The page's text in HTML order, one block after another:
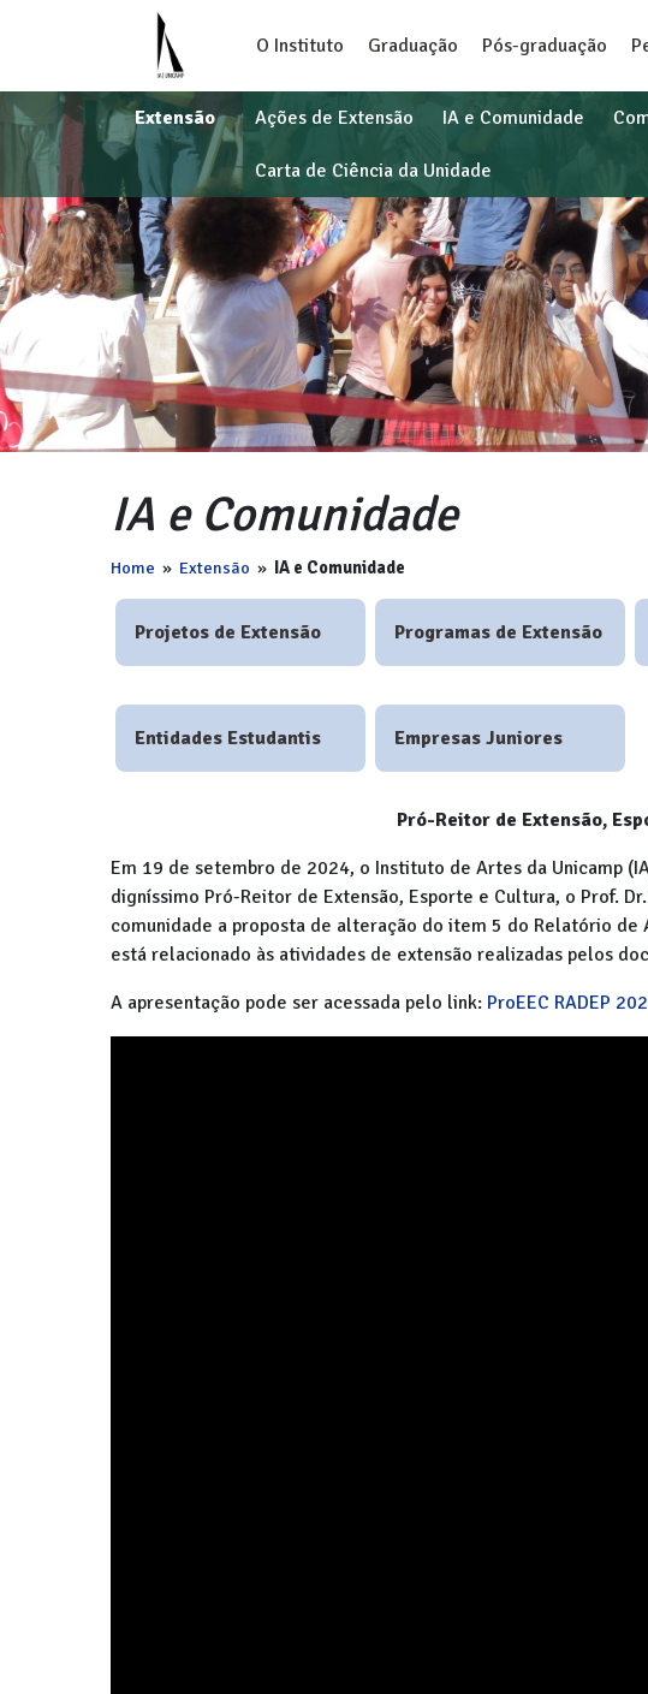
O Instituto Graduação Pós-graduação
Extensão Ações de Extensão IA e Comunidade
Carta de Ciência da Unidade
IA e Comunidade
Home » Extensão » IA e Comunidade
Projetos de Extensão Programas de Extensão
Entidades Estudantis Empresas Juniores
Pró-Reitor de Extensão,
Em 19 de setembro de 2024, o Instituto de Artes da Unicamp
digníssimo Pró-Reitor de Extensão, Esporte e Cultura, o Prof.
comunidade a proposta de alteração do item 5 do Relatório de
está relacionado às atividades de extensão realizadas pelos
A apresentação pode ser acessada pelo link: ProEEC RADEP